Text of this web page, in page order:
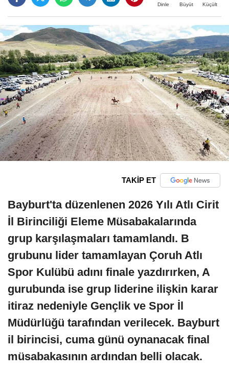
Dinle Büyüt Küçült
TAKİP ET
Bayburt'ta düzenlenen 2026 Yılı Atlı Cirit
İl Birinciliği Eleme Müsabakalarında
grup karşılaşmaları tamamlandı. B
grubunu lider tamamlayan Çoruh Atlı
Spor Kulübü adını finale yazdırırken, A
gurubunda ise grup liderine ilişkin karar
itiraz nedeniyle Gençlik ve Spor İl
Müdürlüğü tarafından verilecek. Bayburt
il birincisi, cuma günü oynanacak final
müsabakasının ardından belli olacak.